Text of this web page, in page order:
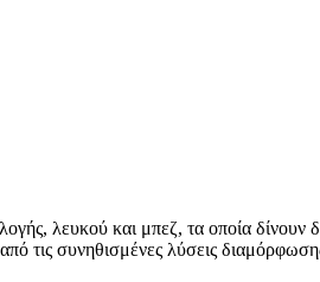
λευκού και μπεζ, τα οποία δίνουν
τις συνηθισμένες λύσεις